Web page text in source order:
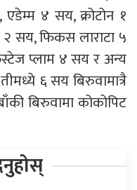
४ सय, क्रोटोन १
सय, फिकस लाराटा ५
प्लाम ४ सय र अन्य
६ सय बिरुवामात्रै
बिरुवामा कोकोपिट